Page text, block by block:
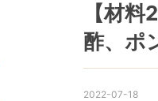
【材
酢、ポ
2022-07-18